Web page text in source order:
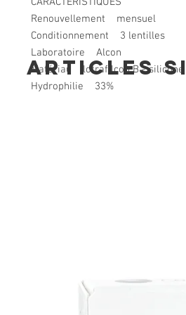
Renouvellement mensuel
Conditionnement 3 lentilles
Laboratoire Alcon
Matériau lotrafilcon B - silicone
Hydrophilie 33%
Articles